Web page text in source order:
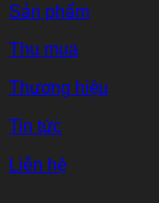
Sản phẩm
Thu mua
Thương hiệu
Tin tức
Liên hệ